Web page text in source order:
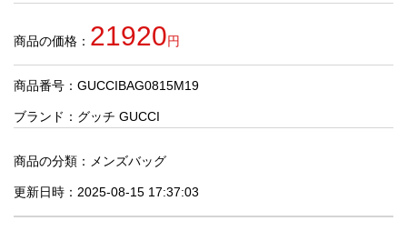
人
気
品
セ
商品の価格： 21920円
商品番号：GUCCIBAG0815M19
ブランド： グッチ GUCCI
商品の分類： メンズバッグ
更新日時：2025-08-15 17:37:03